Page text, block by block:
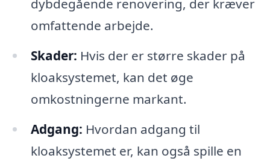
dybdegående renovering, der kræver
omfattende arbejde.
Skader: Hvis der er større skader på
kloaksystemet, kan det øge
omkostningerne markant.
Adgang: Hvordan adgang til
kloaksystemet er, kan også spille en